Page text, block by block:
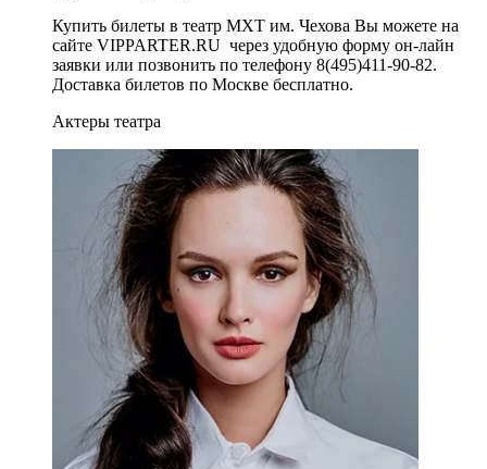
Купить билеты в театр МХТ им. Чехова Вы можете на
сайте VIPPARTER.RU через удобную форму он-лайн
заявки или позвонить по телефону 8(495)411-90-82.
Доставка билетов по Москве бесплатно.
Актеры театра